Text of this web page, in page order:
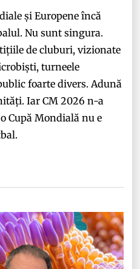
și Europene încă
Nu sunt singura.
de cluburi, vizionate
turneele
foarte divers. Adună
Iar CM 2026 n-a
Cupă Mondială nu e